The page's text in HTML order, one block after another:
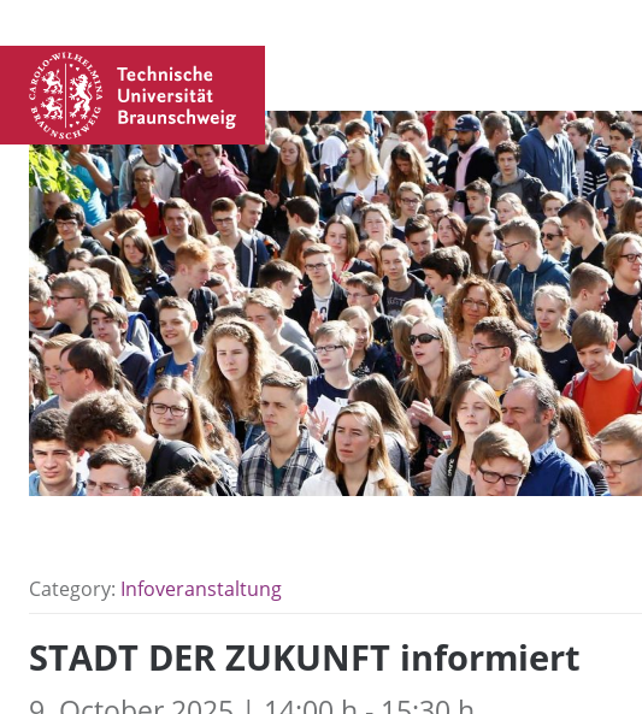
Category: Infoveranstaltung
STADT DER ZUKUNFT informiert